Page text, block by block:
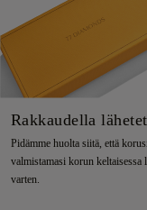
Rakkaudella
Pidämme huolta siitä, että
valmistamasi korun keltaisessa
varten.